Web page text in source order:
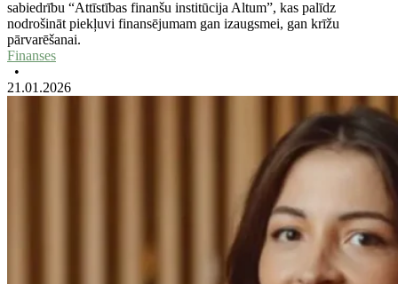
sabiedrību “Attīstības finanšu institūcija Altum”, kas palīdz
nodrošināt piekļuvi finansējumam gan izaugsmei, gan krīžu
pārvarēšanai.
Finanses
•
21.01.2026